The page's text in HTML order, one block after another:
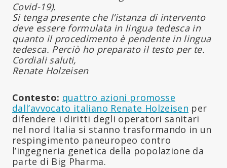
Covid-19).
Si tenga presente che l’istanza di intervento
deve essere formulata in lingua tedesca in
quanto il procedimento è pendente in lingua
tedesca. Perciò ho preparato il testo per te.
Cordiali saluti,
Renate Holzeisen
Contesto: quattro azioni promosse
dall’avvocato italiano Renate Holzeisen per
difendere i diritti degli operatori sanitari
nel nord Italia si stanno trasformando in un
respingimento paneuropeo contro
l’ingegneria genetica della popolazione da
parte di Big Pharma.